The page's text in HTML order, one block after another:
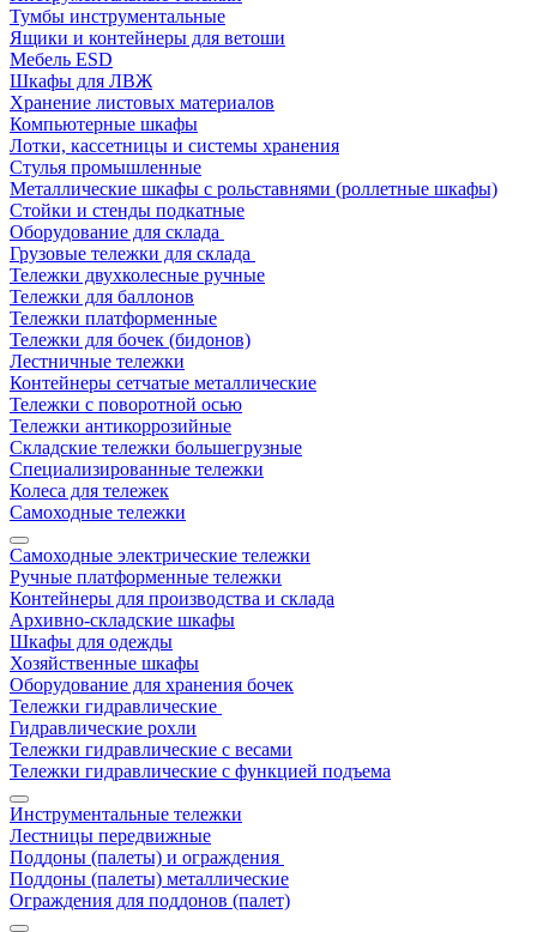
Тумбы инструментальные
Ящики и контейнеры для ветоши
Мебель ESD
Шкафы для ЛВЖ
Хранение листовых материалов
Компьютерные шкафы
Лотки, кассетницы и системы хранения
Стулья промышленные
Металлические шкафы с рольставнями (роллетные шкафы)
Стойки и стенды подкатные
Оборудование для склада
Грузовые тележки для склада
Тележки двухколесные ручные
Тележки для баллонов
Тележки платформенные
Тележки для бочек (бидонов)
Лестничные тележки
Контейнеры сетчатые металлические
Тележки с поворотной осью
Тележки антикоррозийные
Складские тележки большегрузные
Специализированные тележки
Колеса для тележек
Самоходные тележки
Самоходные электрические тележки
Ручные платформенные тележки
Контейнеры для производства и склада
Архивно-складские шкафы
Шкафы для одежды
Хозяйственные шкафы
Оборудование для хранения бочек
Тележки гидравлические
Гидравлические рохли
Тележки гидравлические с весами
Тележки гидравлические с функцией подъема
Инструментальные тележки
Лестницы передвижные
Поддоны (палеты) и ограждения
Поддоны (палеты) металлические
Ограждения для поддонов (палет)